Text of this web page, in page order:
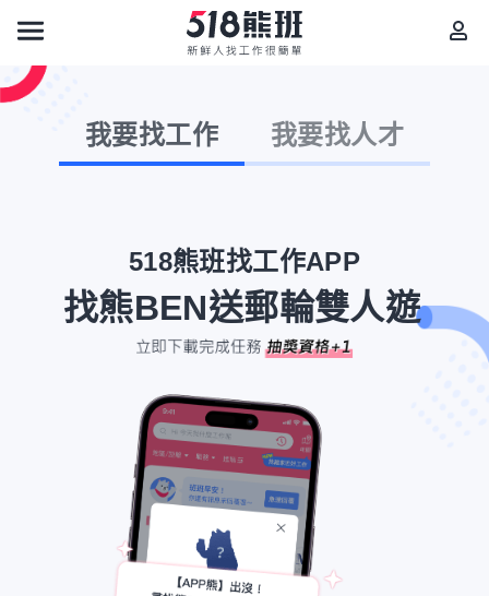
我要找工作 我要找人才
518熊班找工作APP
找熊BEN送郵輪雙人遊